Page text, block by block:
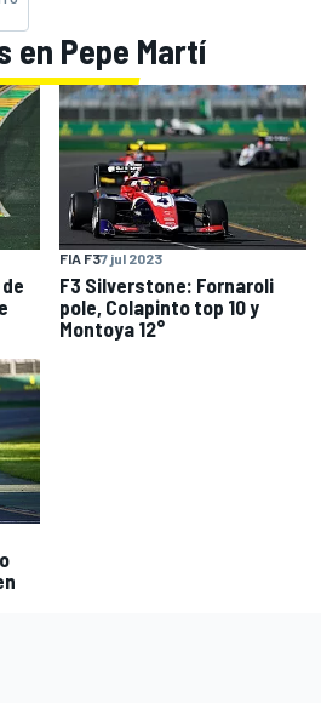
en Pepe Martí
FIA F37 jul 2023
F3 Silverstone: Fornaroli
pole, Colapinto top 10 y
Montoya 12°